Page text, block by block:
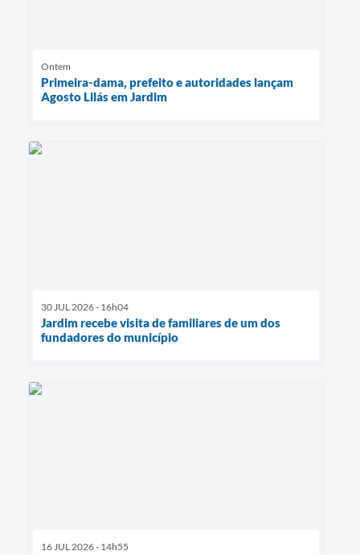
Ontem
Primeira-dama, prefeito e autoridades lançam
Agosto Lilás em Jardim
30 JUL 2026 - 16h04
Jardim recebe visita de familiares de um dos
fundadores do município
16 JUL 2026 - 14h55